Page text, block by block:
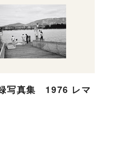
写真集 1976 レマ